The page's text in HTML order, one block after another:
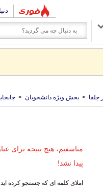
جلفا > بخش ویژه دانشجویان >
متاسفیم، هیچ نتیجه برای
پیدا نشد!
املای کلمه ای که جستجو کرده